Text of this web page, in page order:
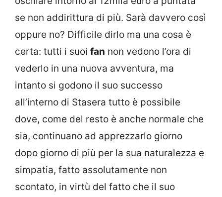
se non addirittura di più. Sarà davvero così
oppure no? Difficile dirlo ma una cosa è
certa: tutti i suoi fan non vedono l’ora di
vederlo in una nuova avventura, ma
intanto si godono il suo successo
all’interno di Stasera tutto è possibile
dove, come del resto è anche normale che
sia, continuano ad apprezzarlo giorno
dopo giorno di più per la sua naturalezza e
simpatia, fatto assolutamente non
scontato, in virtù del fatto che il suo